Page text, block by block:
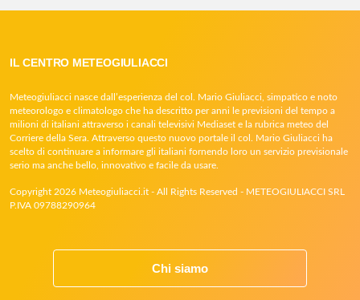
IL CENTRO METEOGIULIACCI
Meteogiuliacci nasce dall’esperienza del col. Mario Giuliacci, simpatico e noto
meteorologo e climatologo che ha descritto per anni le previsioni del tempo a
milioni di italiani attraverso i canali televisivi Mediaset e la rubrica meteo del
Corriere della Sera. Attraverso questo nuovo portale il col. Mario Giuliacci ha
scelto di continuare a informare gli italiani fornendo loro un servizio previsionale
serio ma anche bello, innovativo e facile da usare.
Copyright 2026 Meteogiuliacci.it - All Rights Reserved - METEOGIULIACCI SRL
P.IVA 09788290964
Chi siamo